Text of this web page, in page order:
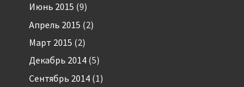
Июнь 2015 (9)
Апрель 2015 (2)
Март 2015 (2)
Декабрь 2014 (5)
Сентябрь 2014 (1)